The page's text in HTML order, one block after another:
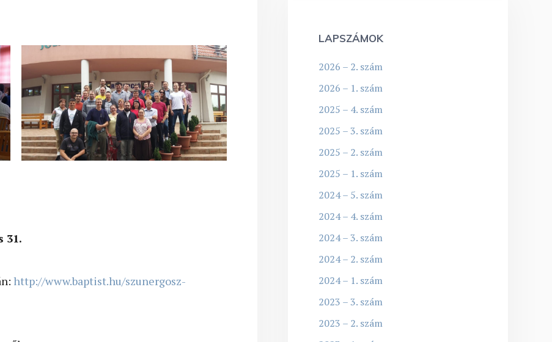
31.
http://www.baptist.hu/szunergosz-
LAPSZÁMOK
2026 – 2. szám
2026 – 1. szám
2025 – 4. szám
2025 – 3. szám
2025 – 2. szám
2025 – 1. szám
2024 – 5. szám
2024 – 4. szám
2024 – 3. szám
2024 – 2. szám
2024 – 1. szám
2023 – 3. szám
2023 – 2. szám